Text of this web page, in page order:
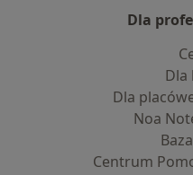
Dla
Dla
Dla
Noa
Centrum